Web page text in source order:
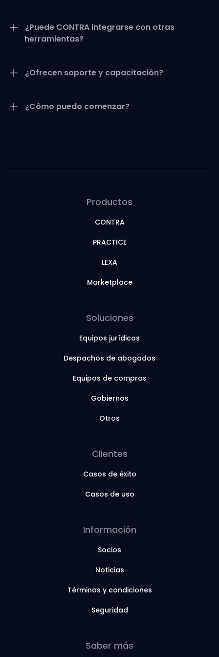
¿Puede CONTRA integrarse con otras
herramientas?
¿Ofrecen soporte y capacitación?
¿Cómo puedo comenzar?
Productos
CONTRA
PRACTICE
LEXA
Marketplace
Soluciones
Equipos jurídicos
Despachos de abogados
Equipos de compras
Gobiernos
Otros
Clientes
Casos de éxito
Casos de uso
Información
Socios
Noticias
Términos y condiciones
Seguridad
Saber más